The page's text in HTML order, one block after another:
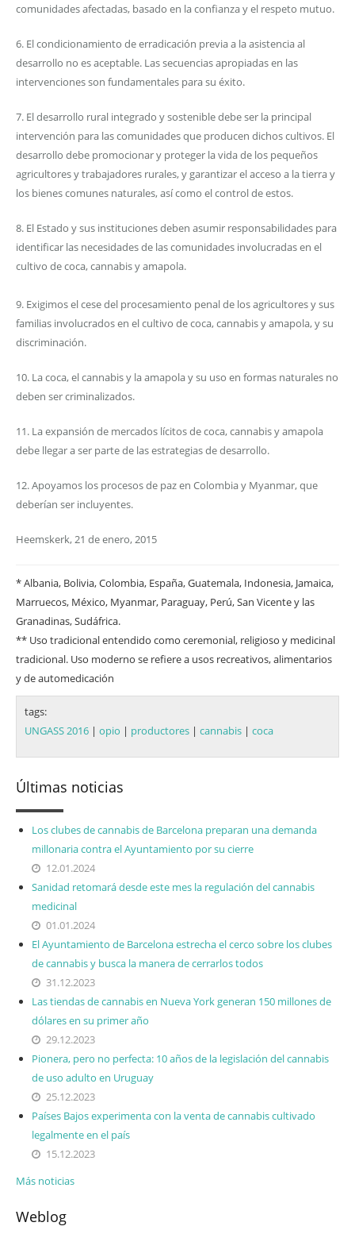
comunidades afectadas, basado en la confianza y el respeto mutuo.
6. El condicionamiento de erradicación previa a la asistencia al
desarrollo no es aceptable. Las secuencias apropiadas en las
intervenciones son fundamentales para su éxito.
7. El desarrollo rural integrado y sostenible debe ser la principal
intervención para las comunidades que producen dichos cultivos. El
desarrollo debe promocionar y proteger la vida de los pequeños
agricultores y trabajadores rurales, y garantizar el acceso a la tierra y
los bienes comunes naturales, así como el control de estos.
8. El Estado y sus instituciones deben asumir responsabilidades para
identificar las necesidades de las comunidades involucradas en el
cultivo de coca, cannabis y amapola.
9. Exigimos el cese del procesamiento penal de los agricultores y sus
familias involucrados en el cultivo de coca, cannabis y amapola, y su
discriminación.
10. La coca, el cannabis y la amapola y su uso en formas naturales no
deben ser criminalizados.
11. La expansión de mercados lícitos de coca, cannabis y amapola
debe llegar a ser parte de las estrategias de desarrollo.
12. Apoyamos los procesos de paz en Colombia y Myanmar, que
deberían ser incluyentes.
Heemskerk, 21 de enero, 2015
* Albania, Bolivia, Colombia, España, Guatemala, Indonesia, Jamaica,
Marruecos, México, Myanmar, Paraguay, Perú, San Vicente y las
Granadinas, Sudáfrica.
** Uso tradicional entendido como ceremonial, religioso y medicinal
tradicional. Uso moderno se refiere a usos recreativos, alimentarios
y de automedicación
tags:
UNGASS 2016 | opio | productores | cannabis | coca
Últimas noticias
Los clubes de cannabis de Barcelona preparan una demanda
millonaria contra el Ayuntamiento por su cierre
12.01.2024
Sanidad retomará desde este mes la regulación del cannabis
medicinal
01.01.2024
El Ayuntamiento de Barcelona estrecha el cerco sobre los clubes
de cannabis y busca la manera de cerrarlos todos
31.12.2023
Las tiendas de cannabis en Nueva York generan 150 millones de
dólares en su primer año
29.12.2023
Pionera, pero no perfecta: 10 años de la legislación del cannabis
de uso adulto en Uruguay
25.12.2023
Países Bajos experimenta con la venta de cannabis cultivado
legalmente en el país
15.12.2023
Más noticias
Weblog